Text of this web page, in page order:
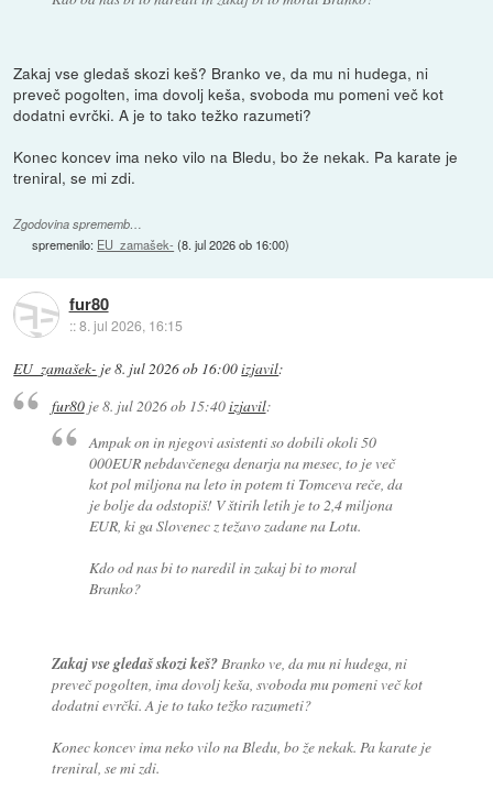
Zakaj vse gledaš skozi keš? Branko ve, da mu ni hudega, ni
preveč pogolten, ima dovolj keša, svoboda mu pomeni več kot
dodatni evrčki. A je to tako težko razumeti?
Konec koncev ima neko vilo na Bledu, bo že nekak. Pa karate je
treniral, se mi zdi.
Zgodovina sprememb…
spremenilo: EU_zamašek- (8. jul 2026 ob 16:00)
fur80
::8. jul 2026, 16:15
EU_zamašek- je8. jul 2026 ob 16:00izjavil:
fur80je8. jul 2026 ob 15:40izjavil:
Ampak on in njegovi asistenti so dobili okoli 50
000EUR nebdavčenega denarja na mesec, to je več
kot pol miljona na leto in potem ti Tomceva reče, da
je bolje da odstopiš! V štirih letih je to 2,4 miljona
EUR, ki ga Slovenec z težavo zadane na Lotu.
Kdo od nas bi to naredil in zakaj bi to moral
Branko?
Zakaj vse gledaš skozi keš?Branko ve, da mu ni hudega, ni
preveč pogolten, ima dovolj keša, svoboda mu pomeni več kot
dodatni evrčki. A je to tako težko razumeti?
Konec koncev ima neko vilo na Bledu, bo že nekak. Pa karate je
treniral, se mi zdi.